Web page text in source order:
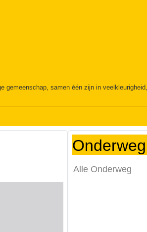
gemeenschap, samen één zijn in
Onderweg
Alle Onderweg